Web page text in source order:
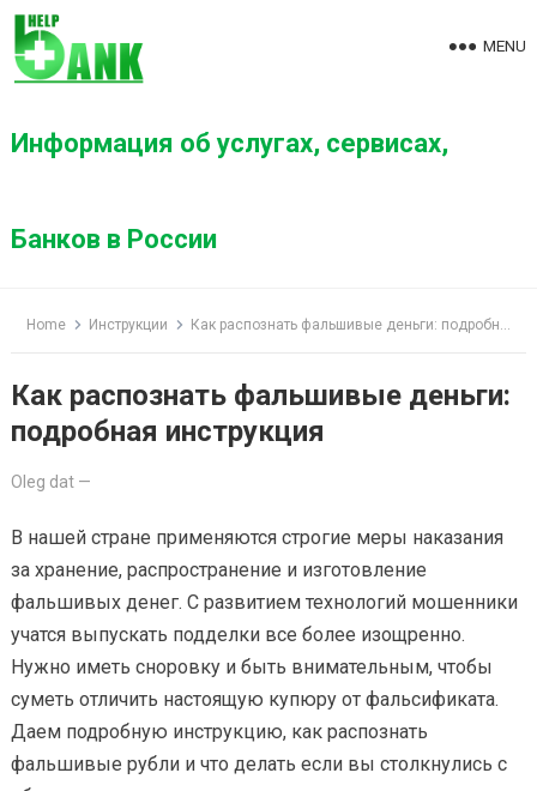
Информация об услугах, сервисах,
Банков в России
MENU
Home Инструкции Как распознать фальшивые деньги: подробная инструкция
Как распознать фальшивые деньги:
подробная инструкция
Oleg dat—
В нашей стране применяются строгие меры наказания
за хранение, распространение и изготовление
фальшивых денег. С развитием технологий мошенники
учатся выпускать подделки все более изощренно.
Нужно иметь сноровку и быть внимательным, чтобы
суметь отличить настоящую купюру от фальсификата.
Даем подробную инструкцию, как распознать
фальшивые рубли и что делать если вы столкнулись с